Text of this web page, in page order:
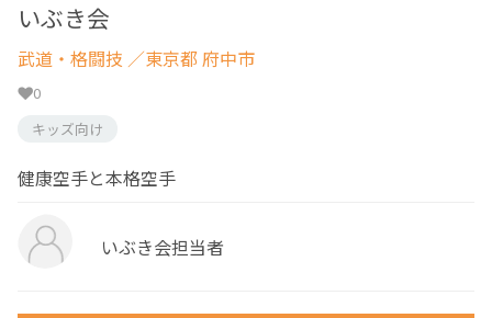
いぶき会
武道・格闘技 ／東京都 府中市
0
キッズ向け
健康空手と本格空手
いぶき会担当者